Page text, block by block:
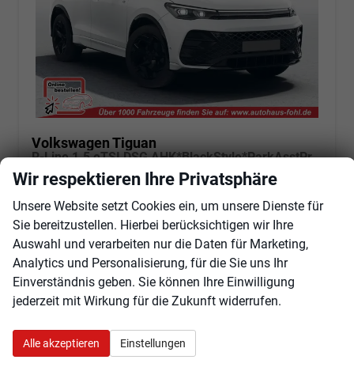
Volkswagen Tiguan
R-Line 1.5 eTSI DSG AHK*BlackStyle*ParkAsstPro*360° Kamera*Android Auto*Navi*SHZ*Matrix*HUD
unverbindliche Lieferzeit: 30.11.2026 Fahrzeug mit Tageszulassung
Fahrzeugnr. 102907 Getriebe
Automatik
Kraftstoff Benzin Außenfarbe Pure White Uni
Leistung 110 kW (150 PS) Kilometerstand 25 km
01.08.2026
46.360,– €
incl. 19% MwSt.
Angebot anfordern
Fahrzeugexpose (PDF)
Fahrzeug parken
Verbrauch kombiniert:6,30 l/100km
CO2-Klasse:
CO -Emissionen:143,00 g/km
Wir respektieren Ihre Privatsphäre
Unsere Website setzt Cookies ein, um unsere Dienste für
Sie bereitzustellen. Hierbei berücksichtigen wir Ihre
Auswahl und verarbeiten nur die Daten für Marketing,
Analytics und Personalisierung, für die Sie uns Ihr
Einverständnis geben. Sie können Ihre Einwilligung
jederzeit mit Wirkung für die Zukunft widerrufen.
Alle akzeptieren Einstellungen